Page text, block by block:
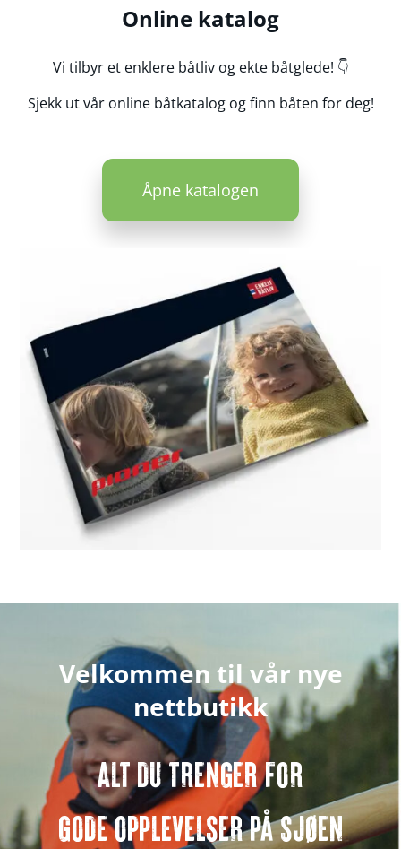
Online katalog
Vi tilbyr et enklere båtliv og ekte båtglede! 👇
Sjekk ut vår online båtkatalog og finn båten for deg!
Åpne katalogen
Velkommen til vår nye
nettbutikk
ALT DU TRENGER FOR
GODE OPPLEVELSER PÅ SJØEN